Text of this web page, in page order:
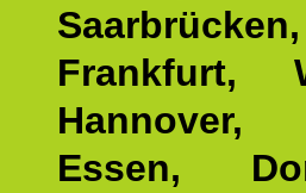
Frankfurt,
Essen,